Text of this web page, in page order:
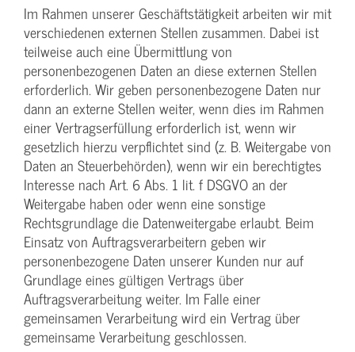
Im Rahmen unserer Geschäftstätigkeit arbeiten wir mit
verschiedenen externen Stellen zusammen. Dabei ist
teilweise auch eine Übermittlung von
personenbezogenen Daten an diese externen Stellen
erforderlich. Wir geben personenbezogene Daten nur
dann an externe Stellen weiter, wenn dies im Rahmen
einer Vertragserfüllung erforderlich ist, wenn wir
gesetzlich hierzu verpflichtet sind (z. B. Weitergabe von
Daten an Steuerbehörden), wenn wir ein berechtigtes
Interesse nach Art. 6 Abs. 1 lit. f DSGVO an der
Weitergabe haben oder wenn eine sonstige
Rechtsgrundlage die Datenweitergabe erlaubt. Beim
Einsatz von Auftragsverarbeitern geben wir
personenbezogene Daten unserer Kunden nur auf
Grundlage eines gültigen Vertrags über
Auftragsverarbeitung weiter. Im Falle einer
gemeinsamen Verarbeitung wird ein Vertrag über
gemeinsame Verarbeitung geschlossen.